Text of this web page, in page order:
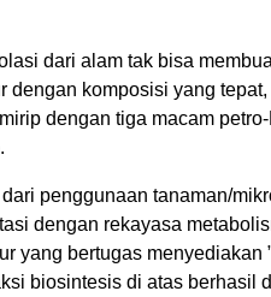
dari alam tak bisa
dengan komposisi yang tepat,
dengan tiga macam
penggunaan tanaman/
dengan rekayasa
yang bertugas menyediakan
biosintesis di atas berhasil